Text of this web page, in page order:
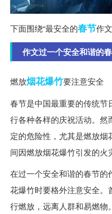
下面围绕“最安全的春节作
作文过一个安全和谐的
燃放烟花爆竹要注意安全
春节是中国最重要的传统
行各种各样的庆祝活动。然
定的危险性，尤其是燃放
间因燃放烟花爆竹引发的火
在过一个安全和谐的春节的
花爆竹时要格外注意安全
行燃放，远离人群和易燃